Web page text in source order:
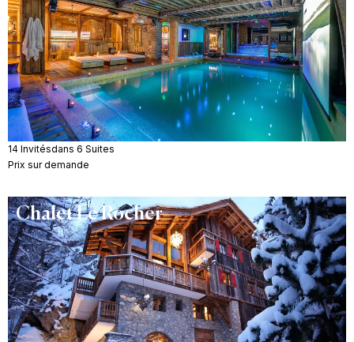
14 Invitésdans 6 Suites
Prix sur demande
Chalet Le Rocher